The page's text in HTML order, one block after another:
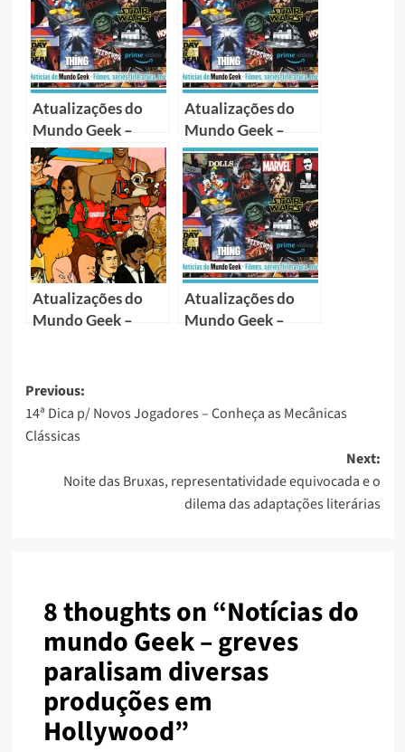
Atualizações do
Mundo Geek –
Novembro 2021
Atualizações do
Mundo Geek –
Junho 2020
Atualizações do
Mundo Geek –
Atualizações do
Mundo Geek –
Previous:
14ª Dica p/ Novos Jogadores – Conheça as Mecânicas
Clássicas
Next:
Noite das Bruxas, representatividade equivocada e o
dilema das adaptações literárias
8 thoughts on “Notícias do
mundo Geek – greves
paralisam diversas
produções em
Hollywood”